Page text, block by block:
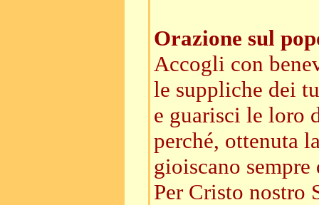
Orazione sul
Accogli con
le suppliche dei
e guarisci le loro
perché, ottenuta
gioiscano
Per Cristo nostro